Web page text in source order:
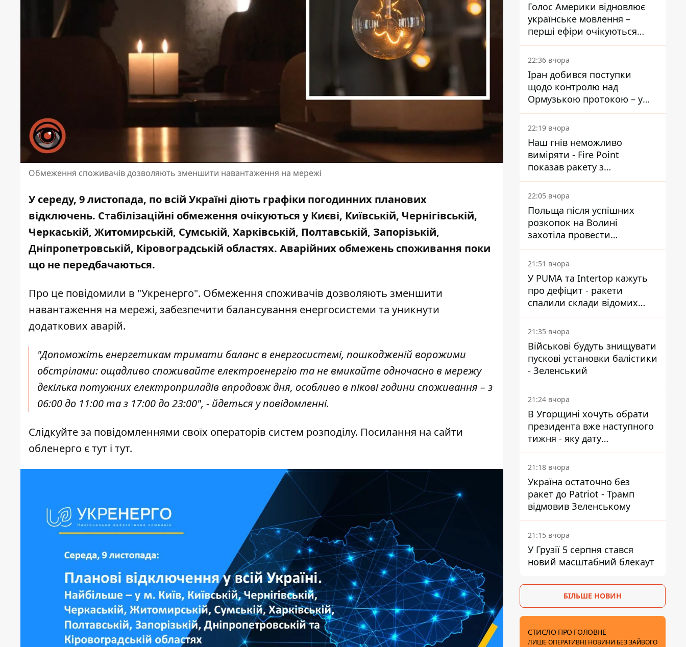
Обмеження споживачів дозволяють зменшити навантаження на мережі
У середу, 9 листопада, по всій Україні діють графіки погодинних планових
відключень. Стабілізаційні обмеження очікуються у Києві, Київській, Чернігівській,
Черкаській, Житомирській, Сумській, Харківській, Полтавській, Запорізькій,
Дніпропетровській, Кіровоградській областях. Аварійних обмежень споживання поки
що не передбачаються.
Про це повідомили в "Укренерго". Обмеження споживачів дозволяють зменшити
навантаження на мережі, забезпечити балансування енергосистеми та уникнути
додаткових аварій.
"Допоможіть енергетикам тримати баланс в енергосистемі, пошкодженій ворожими
обстрілами: ощадливо споживайте електроенергію та не вмикайте одночасно в мережу
декілька потужних електроприладів впродовж дня, особливо в пікові години споживання – з
06:00 до 11:00 та з 17:00 до 23:00", - йдеться у повідомленні.
Слідкуйте за повідомленнями своїх операторів систем розподілу. Посилання на сайти
обленерго є тут і тут.
Голос Америки відновлює
українське мовлення –
перші ефіри очікуються
наступного тижня
22:36 вчора
Іран добився поступки
щодо контролю над
Ормузькою протокою – у
Reuters розкрили деталі
22:19 вчора
Наш гнів неможливо
виміряти - Fire Point
показав ракету з
загадковою позначкою 723
22:05 вчора
Польща після успішних
розкопок на Волині
захотіла провести
ексгумацію у нових місцях
21:51 вчора
У PUMA та Intertop кажуть
про дефіцит - ракети
спалили склади відомих
брендів
21:35 вчора
Військові будуть знищувати
пускові установки балістики
- Зеленський
21:24 вчора
В Угорщині хочуть обрати
президента вже наступного
тижня - яку дату
пропонують
21:18 вчора
Україна остаточно без
ракет до Patriot - Трамп
відмовив Зеленському
21:15 вчора
У Грузії 5 серпня стався
новий масштабний блекаут
БІЛЬШЕ НОВИН
СТИСЛО ПРО ГОЛОВНЕ
ЛИШЕ ОПЕРАТИВНІ НОВИНИ БЕЗ ЗАЙВОГО